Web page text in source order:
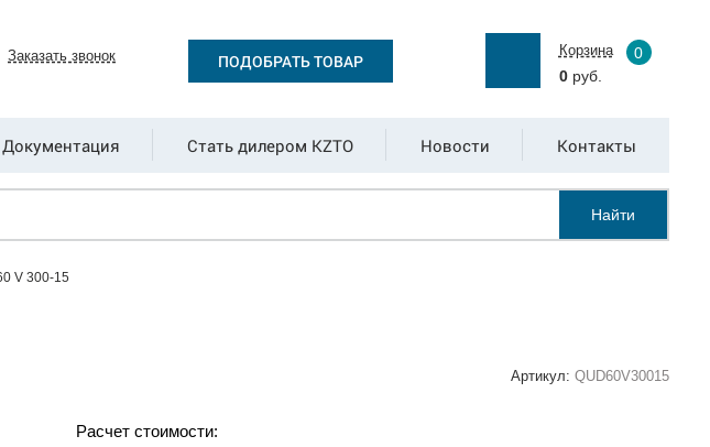
Заказать звонок ПОДОБРАТЬ ТОВАР
Корзина
0
0руб.
Документация Стать дилером KZTO Новости Контакты
Найти
V 300-15
Артикул: QUD60V30015
Расчет стоимости: